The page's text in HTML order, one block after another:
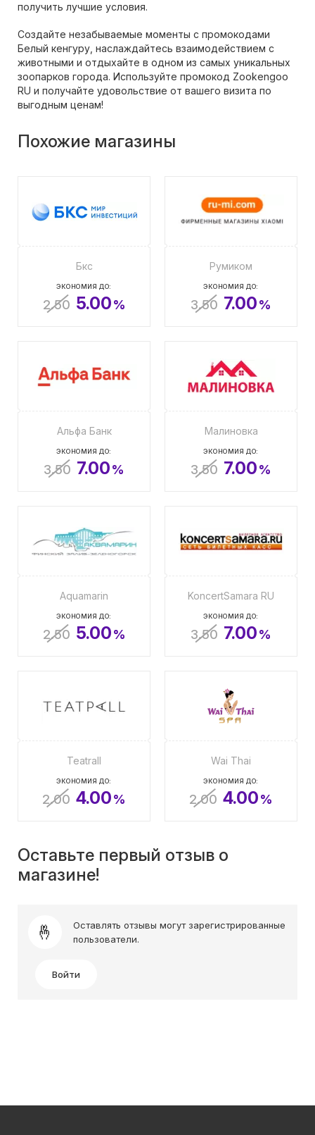
получить лучшие условия.
Создайте незабываемые моменты с промокодами
Белый кенгуру, наслаждайтесь взаимодействием с
животными и отдыхайте в одном из самых уникальных
зоопарков города. Используйте промокод Zookengoo
RU и получайте удовольствие от вашего визита по
выгодным ценам!
Похожие магазины
Бкс
ЭКОНОМИЯ ДО:
2.50 5.00%
Румиком
ЭКОНОМИЯ ДО:
3.50 7.00%
Альфа Банк
ЭКОНОМИЯ ДО:
3.50 7.00%
Малиновка
ЭКОНОМИЯ ДО:
3.50 7.00%
Aquamarin
ЭКОНОМИЯ ДО:
2.50 5.00%
KoncertSamara RU
ЭКОНОМИЯ ДО:
3.50 7.00%
Teatrall
ЭКОНОМИЯ ДО:
2.00 4.00%
Wai Thai
ЭКОНОМИЯ ДО:
2.00 4.00%
Оставьте первый отзыв о
магазине!
Оставлять отзывы могут зарегистрированные
пользователи.
Войти